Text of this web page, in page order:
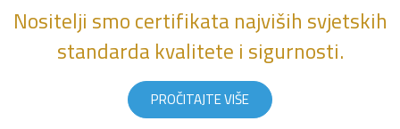
Nositelji smo certifikata najviših svjetskih
standarda kvalitete i sigurnosti.
PROČITAJTE VIŠE